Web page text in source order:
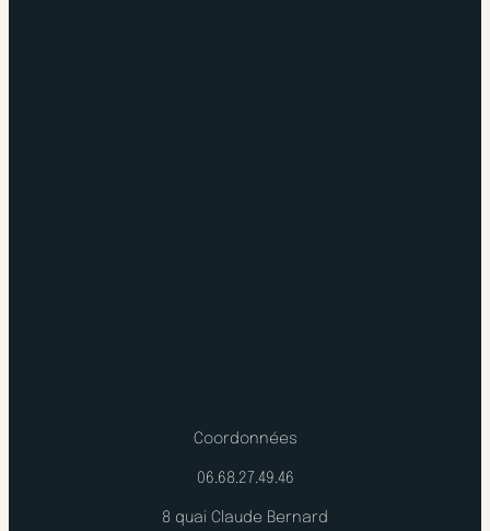
Coordonnées
06.68.27.49.46
8 quai Claude Bernard